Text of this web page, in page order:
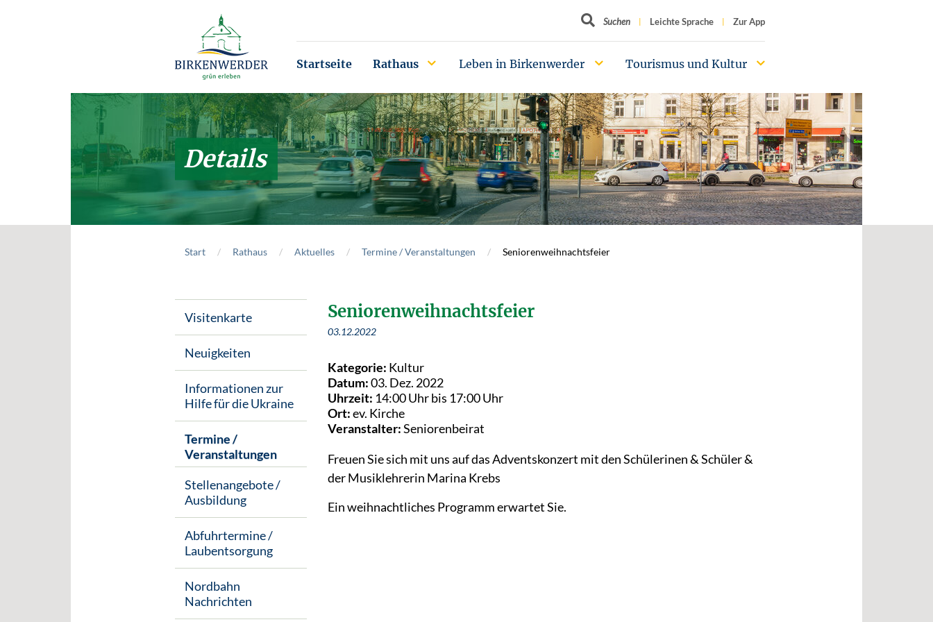
Suchbegriff
Suchen Leichte Sprache Zur App
Startseite Rathaus Leben in Birkenwerder Tourismus und Kultur
Details
Start Rathaus Aktuelles Termine / Veranstaltungen Seniorenweihnachtsfeier
Visitenkarte
Neuigkeiten
Informationen zur
Hilfe für die Ukraine
Termine /
Veranstaltungen
Stellenangebote /
Ausbildung
Abfuhrtermine /
Laubentsorgung
Nordbahn
Nachrichten
Seniorenweihnachtsfeier
03.12.2022
Kategorie: Kultur
Datum:03. Dez. 2022
Uhrzeit: 14:00 Uhr bis 17:00 Uhr
Ort:ev. Kirche
Veranstalter:Seniorenbeirat
Freuen Sie sich mit uns auf das Adventskonzert mit den Schülerinen & Schüler &
der Musiklehrerin Marina Krebs
Ein weihnachtliches Programm erwartet Sie.